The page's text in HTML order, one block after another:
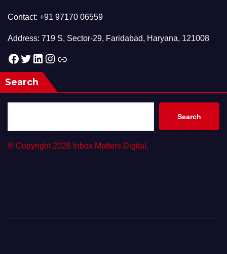
Contact: +91 97170 06559
Address: 719 S, Sector-29, Faridabad, Haryana, 121008
Facebook Twitter LinkedIn Instagram Link
Search
Search
© Copyright 2026 Inbox Matters Digital.